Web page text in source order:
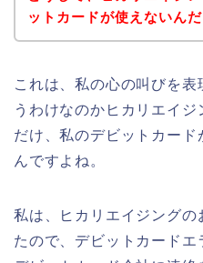
ットカードが使えないんだ
これは、私の心の叫びを
うわけなのかヒカリエイ
だけ、私のデビットカード
んですよね。
私は、ヒカリエイジングの
たので、デビットカードエ